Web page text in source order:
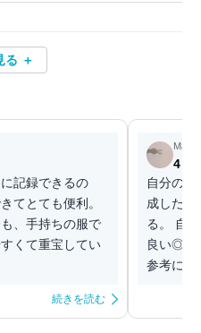
る ＋
記録できるの
てとても便利。
、手持ちの服で
くて重宝してい
続きを読む
Mary
4
自分の
成したり
る。 自
良い◎！
参考にな